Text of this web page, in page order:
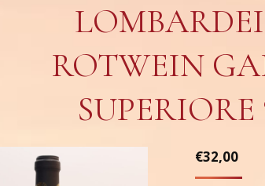
ROTWEIN
SUPERIORE
€32,00